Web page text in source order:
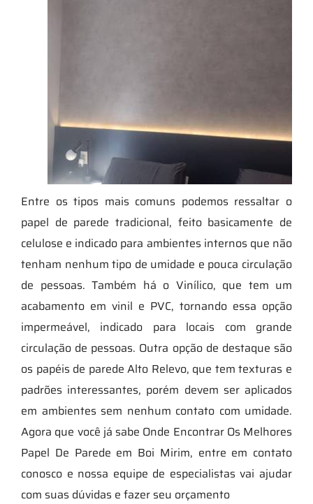
Entre os tipos mais comuns podemos ressaltar o
papel de parede tradicional, feito basicamente de
celulose e indicado para ambientes internos que não
tenham nenhum tipo de umidade e pouca circulação
de pessoas. Também há o Vinílico, que tem um
acabamento em vinil e PVC, tornando essa opção
impermeável, indicado para locais com grande
circulação de pessoas. Outra opção de destaque são
os papéis de parede Alto Relevo, que tem texturas e
padrões interessantes, porém devem ser aplicados
em ambientes sem nenhum contato com umidade.
Agora que você já sabe Onde Encontrar Os Melhores
Papel De Parede em Boi Mirim, entre em contato
conosco e nossa equipe de especialistas vai ajudar
com suas dúvidas e fazer seu orçamento